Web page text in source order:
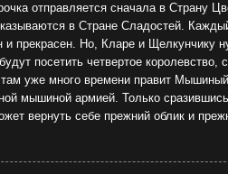
отправляется сначала в Страну
в Стране Сладостей.
и прекрасен. Но, Кларе и Щелкунчику
посетить четвертое королевство,
уже много времени правит Мышиный
мышиной армией. Только
вернуть себе прежний облик и